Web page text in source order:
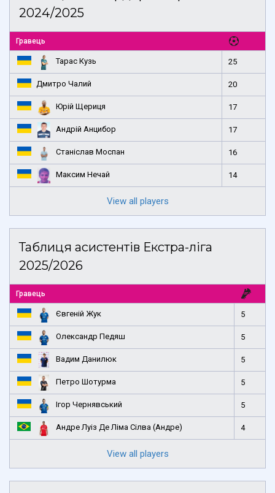
2024/2025
Гравець
Тарас Кузь 25
Дмитро Чалий 20
Юрій Щериця 17
Андрій Анцибор 17
Станіслав Моспан 16
Максим Нечай 14
View all players
Таблиця асистентів Екстра-ліга
2025/2026
Гравець
Євгеній Жук 5
Олександр Педяш 5
Вадим Данилюк 5
Петро Шотурма 5
Ігор Чернявський 5
Андре Луіз Де Ліма Сілва (Андре) 4
View all players